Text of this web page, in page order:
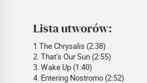
Lista utworów:
1 The Chrysalis (2:38)
2. That’s Our Sun (2:55)
3. Wake Up (1:40)
4. Entering Nostromo (2:52)